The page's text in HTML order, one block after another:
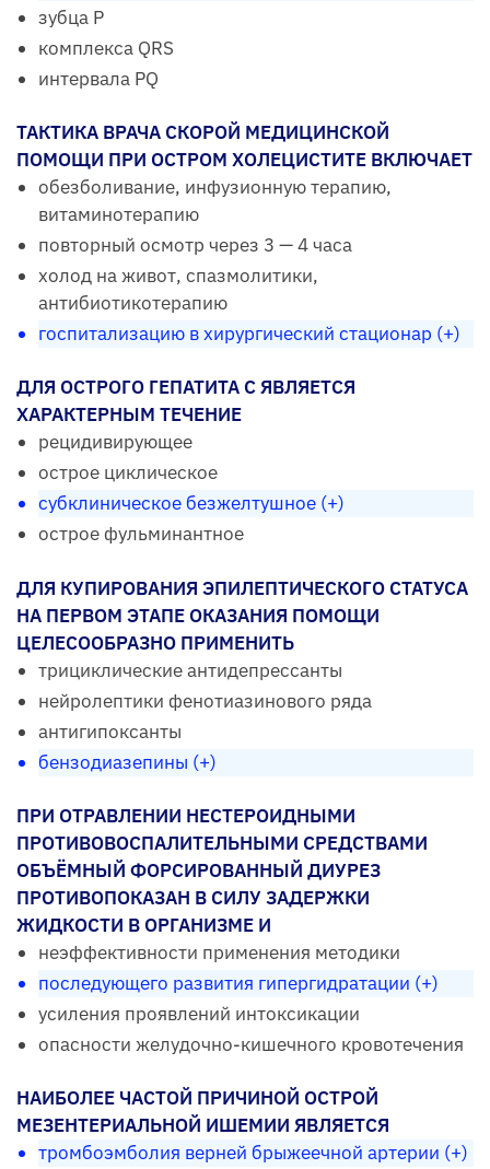
зубца Р
комплекса QRS
интервала PQ
ТАКТИКА ВРАЧА СКОРОЙ МЕДИЦИНСКОЙ
ПОМОЩИ ПРИ ОСТРОМ ХОЛЕЦИСТИТЕ ВКЛЮЧАЕТ
обезболивание, инфузионную терапию,
витаминотерапию
повторный осмотр через 3 — 4 часа
холод на живот, спазмолитики,
антибиотикотерапию
госпитализацию в хирургический стационар (+)
ДЛЯ ОСТРОГО ГЕПАТИТА С ЯВЛЯЕТСЯ
ХАРАКТЕРНЫМ ТЕЧЕНИЕ
рецидивирующее
острое циклическое
субклиническое безжелтушное (+)
острое фульминантное
ДЛЯ КУПИРОВАНИЯ ЭПИЛЕПТИЧЕСКОГО СТАТУСА
НА ПЕРВОМ ЭТАПЕ ОКАЗАНИЯ ПОМОЩИ
ЦЕЛЕСООБРАЗНО ПРИМЕНИТЬ
трициклические антидепрессанты
нейролептики фенотиазинового ряда
антигипоксанты
бензодиазепины (+)
ПРИ ОТРАВЛЕНИИ НЕСТЕРОИДНЫМИ
ПРОТИВОВОСПАЛИТЕЛЬНЫМИ СРЕДСТВАМИ
ОБЪЁМНЫЙ ФОРСИРОВАННЫЙ ДИУРЕЗ
ПРОТИВОПОКАЗАН В СИЛУ ЗАДЕРЖКИ
ЖИДКОСТИ В ОРГАНИЗМЕ И
неэффективности применения методики
последующего развития гипергидратации (+)
усиления проявлений интоксикации
опасности желудочно-кишечного кровотечения
НАИБОЛЕЕ ЧАСТОЙ ПРИЧИНОЙ ОСТРОЙ
МЕЗЕНТЕРИАЛЬНОЙ ИШЕМИИ ЯВЛЯЕТСЯ
тромбоэмболия верней брыжеечной артерии (+)